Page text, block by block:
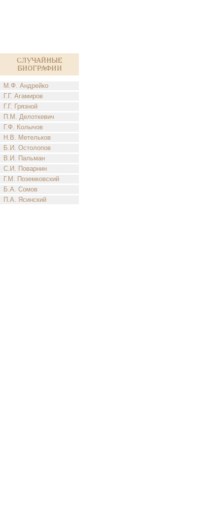
Случайные
биографии
М.Ф. Андрейко
Г.Г. Агамиров
Г.Г. Грязной
П.М. Делоткевич
Г.Ф. Колычов
Н.В. Метельков
Б.И. Остолопов
В.И. Пальман
С.И. Поварнин
Г.М. Поземковский
Б.А. Сомов
П.А. Ясинский